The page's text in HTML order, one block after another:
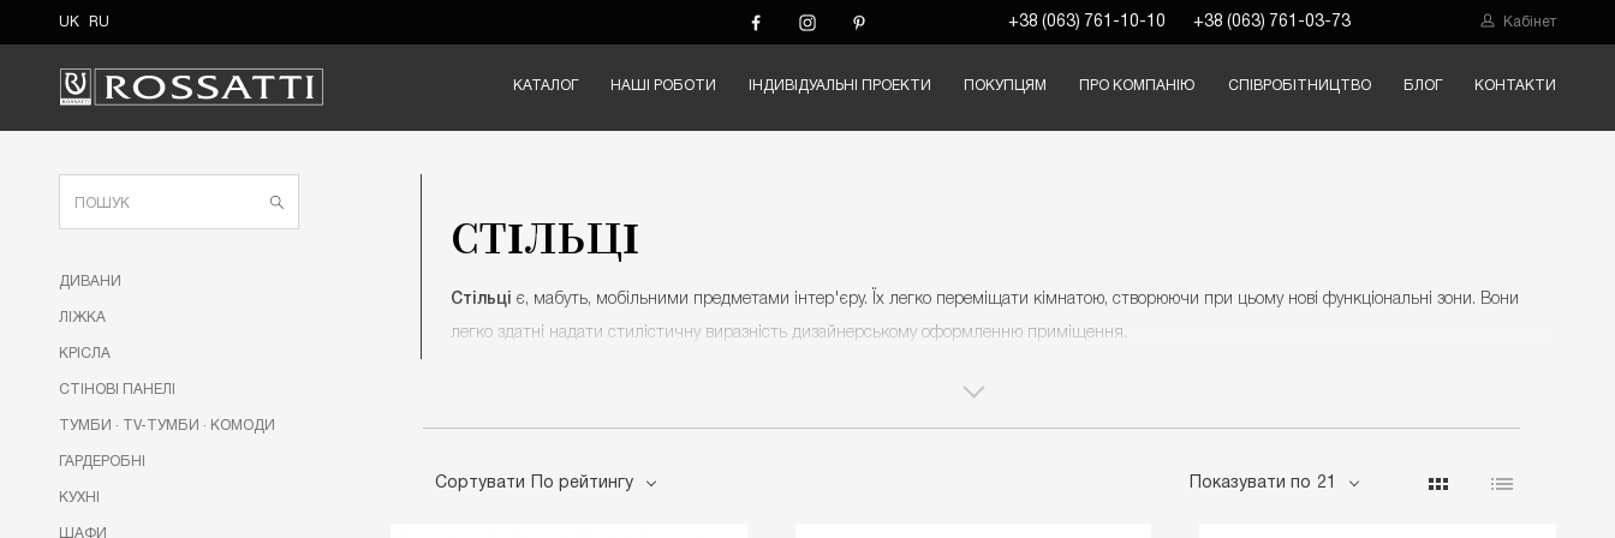
UK RU +38 (063) 761-10-10 +38 (063) 761-03-73 Кабінет
КАТАЛОГ НАШІ РОБОТИ ІНДИВІДУАЛЬНІ ПРОЕКТИ ПОКУПЦЯМ ПРО КОМПАНІЮ СПІВРОБІТНИЦТВО БЛОГ КОНТАКТИ
ДИВАНИ
ЛIЖКА
КРIСЛА
CТIНОВI ПАНЕЛI
ТУМБИ · TV-ТУМБИ · КОМОДИ
ГАРДЕРОБНI
КУХНI
ШАФИ
СТІЛЬЦІ
Стільці є, мабуть, мобільними предметами інтер'єру. Їх легко переміщати кімнатою, створюючи при цьому нові функціональні зони. Вони
легко здатні надати стилістичну виразність дизайнерському оформленню приміщення.
Дизайнерські стільці, представлені в нашому каталозі, за зручністю можна порівняти з кріслами. У них м'яка оббивка з високоякісної та
Сортувати По рейтингу Показувати по 21